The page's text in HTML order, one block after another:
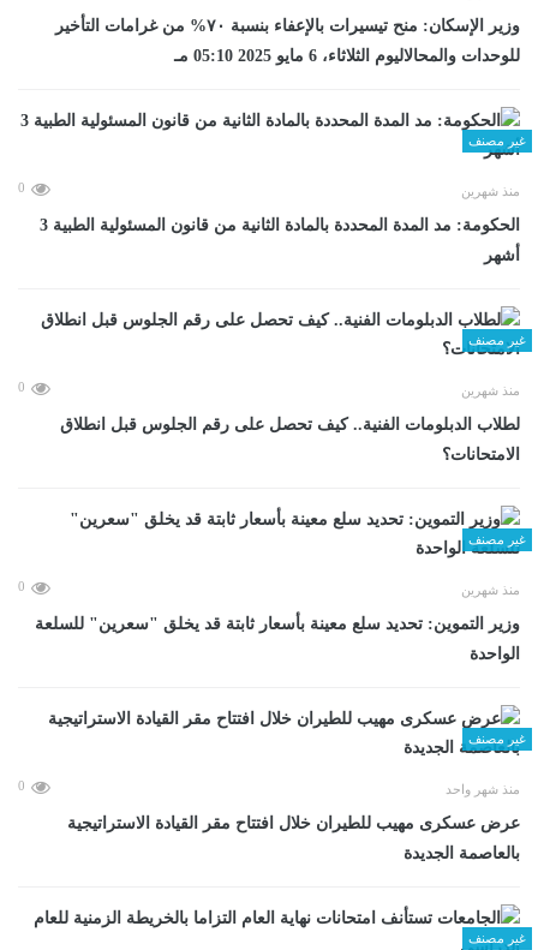
وزير الإسكان: منح تيسيرات بالإعفاء بنسبة ٧٠% من غرامات التأخير
للوحدات والمحالاليوم الثلاثاء، 6 مايو 2025 05:10 مـ
غير مصنف
منذ شهرين 0
الحكومة: مد المدة المحددة بالمادة الثانية من قانون المسئولية الطبية 3
أشهر
غير مصنف
منذ شهرين 0
لطلاب الدبلومات الفنية.. كيف تحصل على رقم الجلوس قبل انطلاق
الامتحانات؟
غير مصنف
منذ شهرين 0
وزير التموين: تحديد سلع معينة بأسعار ثابتة قد يخلق "سعرين" للسلعة
الواحدة
غير مصنف
منذ شهر واحد 0
عرض عسكرى مهيب للطيران خلال افتتاح مقر القيادة الاستراتيجية
بالعاصمة الجديدة
غير مصنف